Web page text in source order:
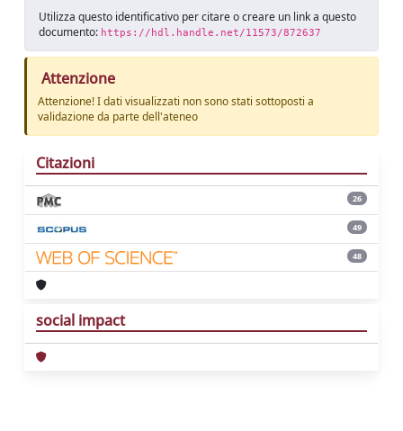
Utilizza questo identificativo per citare o creare un link a questo
documento: https://hdl.handle.net/11573/872637
Attenzione
Attenzione! I dati visualizzati non sono stati sottoposti a
validazione da parte dell'ateneo
Citazioni
26
49
48
social impact